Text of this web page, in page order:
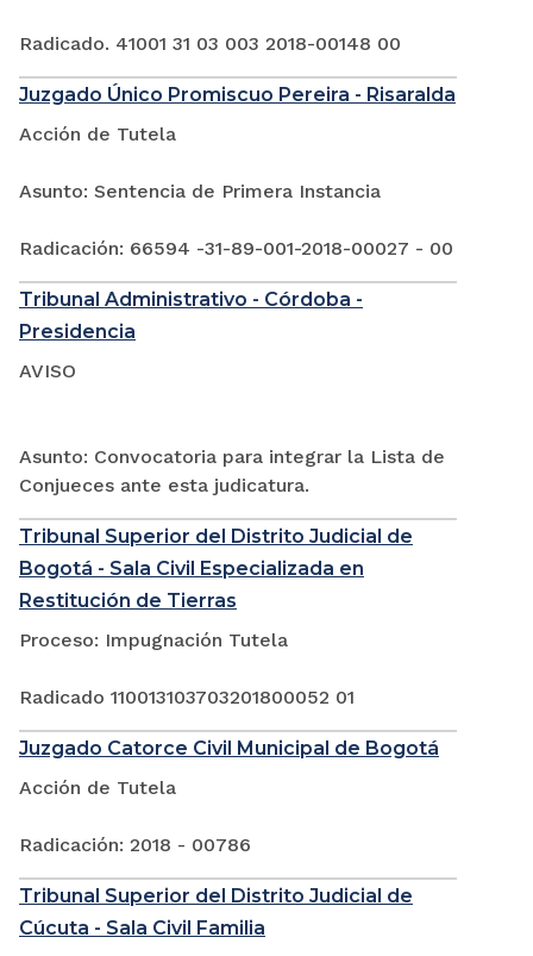
Radicado. 41001 31 03 003 2018-00148 00
Juzgado Único Promiscuo Pereira - Risaralda
Acción de Tutela
Asunto: Sentencia de Primera Instancia
Radicación: 66594 -31-89-001-2018-00027 - 00
Tribunal Administrativo - Córdoba -
Presidencia
AVISO
Asunto: Convocatoria para integrar la Lista de
Conjueces ante esta judicatura.
Tribunal Superior del Distrito Judicial de
Bogotá - Sala Civil Especializada en
Restitución de Tierras
Proceso: Impugnación Tutela
Radicado 110013103703201800052 01
Juzgado Catorce Civil Municipal de Bogotá
Acción de Tutela
Radicación: 2018 - 00786
Tribunal Superior del Distrito Judicial de
Cúcuta - Sala Civil Familia